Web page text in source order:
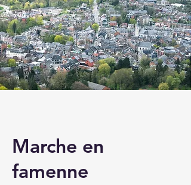
Marche en
famenne